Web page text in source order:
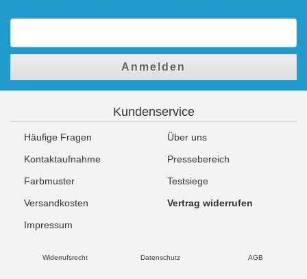
Anmelden
Kundenservice
Häufige Fragen
Über uns
Kontaktaufnahme
Pressebereich
Farbmuster
Testsiege
Versandkosten
Vertrag widerrufen
Impressum
Widerrufsrecht Datenschutz AGB